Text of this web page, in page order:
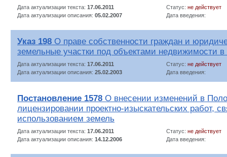
Дата актуализации текста: 17.06.2011 Статус: не действует
Дата актуализации описания: 05.02.2007 Дата введения:
Указ 198 О праве собственности граждан и
земельные участки под объектами недвижимости в
Дата актуализации текста: 17.06.2011 Статус: не действует
Дата актуализации описания: 25.02.2003 Дата введения:
Постановление 1578 О внесении изменений в
лицензировании проектно-изыскательских работ,
использованием земель
Дата актуализации текста: 17.06.2011 Статус: не действует
Дата актуализации описания: 14.12.2006 Дата введения: